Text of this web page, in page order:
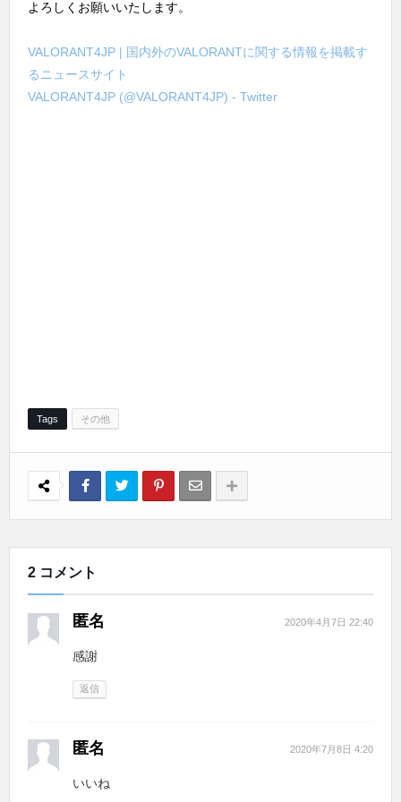
よろしくお願いいたします。
VALORANT4JP | 国内外のVALORANTに関する情報を掲載す
るニュースサイト
VALORANT4JP (@VALORANT4JP) - Twitter
Tags その他
2 コメント
匿名 2020年4月7日 22:40
感謝
返信
匿名 2020年7月8日 4:20
いいね